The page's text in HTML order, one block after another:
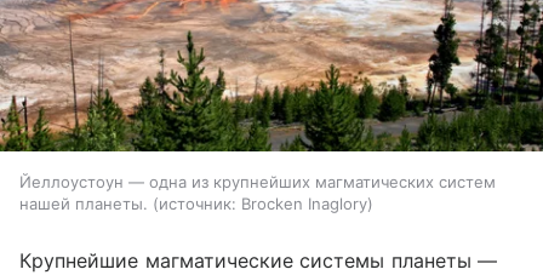
Йеллоустоун — одна из крупнейших магматических систем
нашей планеты.
источник: Brocken Inaglory
Крупнейшие магматические системы планеты —